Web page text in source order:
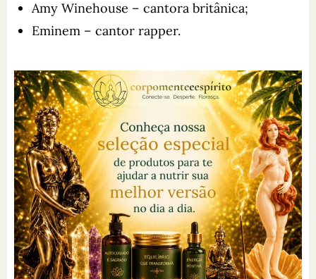
Amy Winehouse – cantora britânica;
Eminem – cantor rapper.